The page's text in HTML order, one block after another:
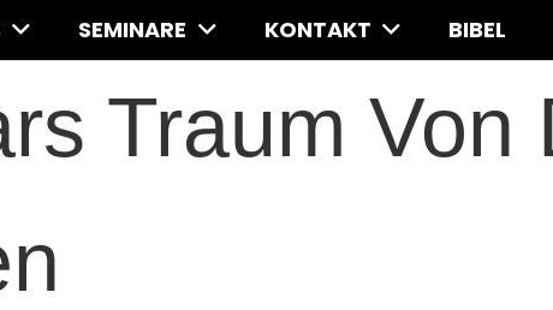
SEMINARE KONTAKT BIBEL
Traum Von